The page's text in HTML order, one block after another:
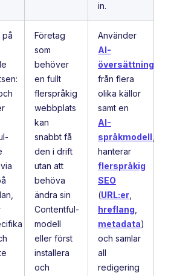
in.
på
Företag
som
behöver
en fullt
flerspråkig
webbplats
kan
snabbt få
den i drift
utan att
behöva
ändra sin
Contentful-
modell
eller först
installera
och
Använder
AI-
översättning
från flera
olika källor
samt en
AI-
språkmodell
hanterar
flerspråkig
SEO
(URL:er
hreflang
metadata)
och samlar
all
redigering